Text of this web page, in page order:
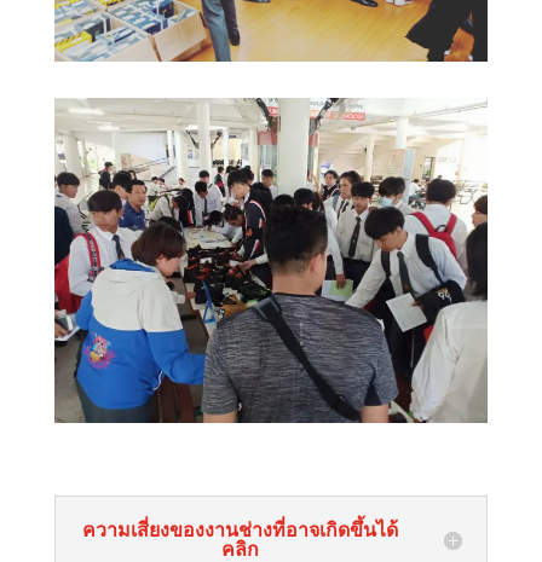
ความเสี่ยงของงานช่างที่อาจเกิดขึ้นได้
คลิก